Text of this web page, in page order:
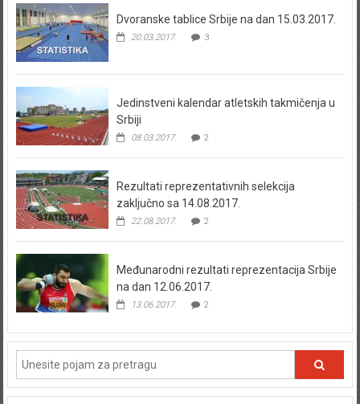
Dvoranske tablice Srbije na dan 15.03.2017.
20.03.2017. 3
Jedinstveni kalendar atletskih takmičenja u
Srbiji
08.03.2017. 2
Rezultati reprezentativnih selekcija
zaključno sa 14.08.2017.
22.08.2017. 2
Međunarodni rezultati reprezentacija Srbije
na dan 12.06.2017.
13.06.2017. 2